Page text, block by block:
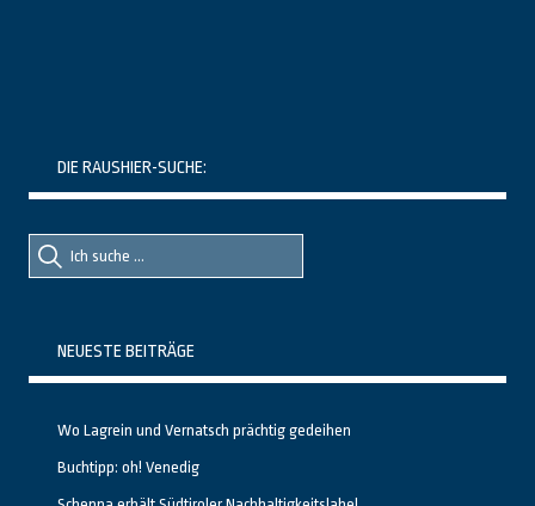
DIE RAUSHIER-SUCHE:
Suche
nach::
Suche
nach:
NEUESTE BEITRÄGE
Wo Lagrein und Vernatsch prächtig gedeihen
Buchtipp: oh! Venedig